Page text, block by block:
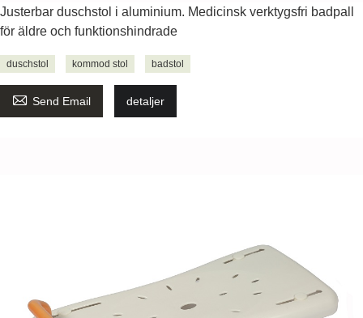
Justerbar duschstol i aluminium. Medicinsk verktygsfri badpall
för äldre och funktionshindrade
duschstol kommod stol badstol
 Send Email detaljer